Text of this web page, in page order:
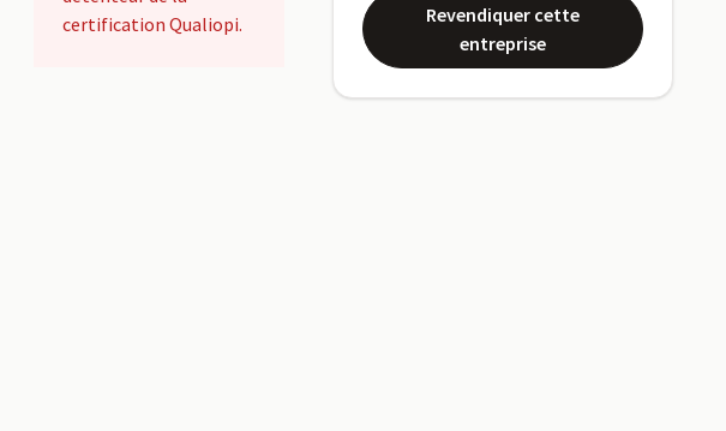
certification Qualiopi.
Revendiquer cette
entreprise